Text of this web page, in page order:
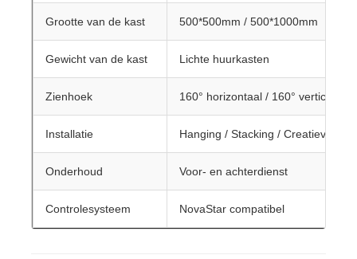
Grootte van de kast 500*500mm / 500*1000mm
Gewicht van de kast Lichte huurkasten
Zienhoek 160° horizontaal / 160° verticaal
Installatie Hanging / Stacking / Creatieve
Onderhoud Voor- en achterdienst
Controlesysteem NovaStar compatibel